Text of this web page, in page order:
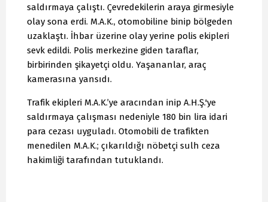
saldırmaya çalıştı. Çevredekilerin araya girmesiyle
olay sona erdi. M.A.K., otomobiline binip bölgeden
uzaklaştı. İhbar üzerine olay yerine polis ekipleri
sevk edildi. Polis merkezine giden taraflar,
birbirinden şikayetçi oldu. Yaşananlar, araç
kamerasına yansıdı.
Trafik ekipleri M.A.K.’ye aracından inip A.H.Ş.'ye
saldırmaya çalışması nedeniyle 180 bin lira idari
para cezası uyguladı. Otomobili de trafikten
menedilen M.A.K.; çıkarıldığı nöbetçi sulh ceza
hakimliği tarafından tutuklandı.